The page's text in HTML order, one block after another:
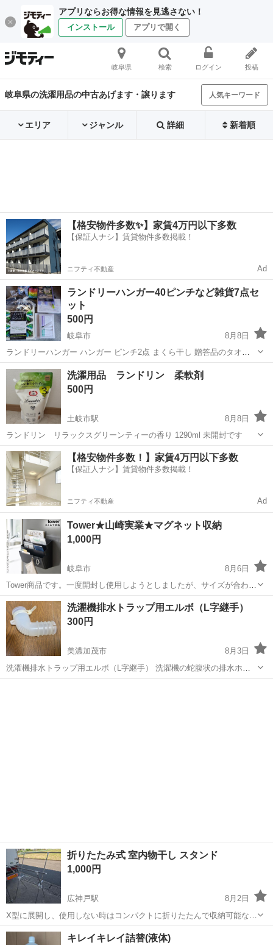
アプリならお得な情報を見逃さない！
インストール アプリで開く
岐阜県 検索 ログイン 投稿
岐阜県の洗濯用品の中古あげます・譲ります 人気キーワード
エリア ジャンル 詳細 新着順
【格安物件多数✨】家賃4万円以下多数
【保証人ナシ】賃貸物件多数掲載！
ニフティ不動産 Ad
ランドリーハンガー40ピンチなど雑貨7点セ
ット
500円
岐阜市
8月8日
ランドリーハンガー ハンガー ピンチ2点 まくら干し 贈答品のタオル
贈答品の保冷温トートバッグ 全て新品です。 室内長期保管のため埃と
岐阜 岐阜市 洗濯用品 ランドリー
洗濯用品 ランドリン 柔軟剤
500円
土岐市駅
8月8日
ランドリン リラックスグリーンティーの香り 1290ml 未開封です
岐阜 土岐市 土岐市駅 洗濯用品 ランドリン
【格安物件多数！】家賃4万円以下多数
【保証人ナシ】賃貸物件多数掲載！
ニフティ不動産 Ad
Tower★山崎実業★マグネット収納
1,000円
岐阜市
8月6日
Tower商品です。一度開封し使用しようとしましたが、サイズが合わな
かったので未使用です。 開封はしているのでこのままのお渡しになり
ます。
岐阜 岐阜市 洗濯用品
洗濯機排水トラップ用エルボ（L字継手）
300円
美濃加茂市
8月3日
洗濯機排水トラップ用エルボ（L字継手） 洗濯機の蛇腹状の排水ホー
スを、床側の排水口や排水トラップにL字に曲げてスムーズに差し込む
折りたたみ式 室内物干し スタンド
1,000円
広神戸駅
8月2日
X型に展開し、使用しない時はコンパクトに折りたたんで収納可能な室
内用物干しスタンドです。 - タイプ: X型折りたたみ式室内物干し - 構
造: 2段式ハンガーポールおよび下部タオル掛け付き - 素材: ステンレス
岐阜 揖斐郡 広神戸駅 洗濯用品
キレイキレイ詰替(液体)